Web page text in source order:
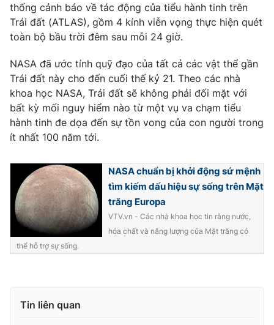
VTV9 VTV8
Liên hệ tòa soạn English
THỜI BÁO VTV
Theo dõi báo trên
Cơ quan chủ quản:Đài Truyền hình Việt Nam
Cơ quan báo chí:Thời báo VTV
Giấy phép hoạt động báo in và báo điện tử số 483/GP-BTTTT
cấp ngày 29/12/2023
Tổng đài VTV:
thống cảnh báo về tác động của tiểu hành tinh trên
Trái đất (ATLAS), gồm 4 kính viễn vọng thực hiện quét
toàn bộ bầu trời đêm sau mỗi 24 giờ.
NASA đã ước tính quỹ đạo của tất cả các vật thể gần
Trái đất này cho đến cuối thế kỷ 21. Theo các nhà
khoa học NASA, Trái đất sẽ không phải đối mặt với
bất kỳ mối nguy hiểm nào từ một vụ va chạm tiểu
hành tinh đe dọa đến sự tồn vong của con người trong
ít nhất 100 năm tới.
NASA chuẩn bị khởi động sứ mệnh
tìm kiếm dấu hiệu sự sống trên Mặt
trăng Europa
VTV.vn - Các nhà khoa học tin rằng nước,
hóa chất và năng lượng của Mặt trăng có
thể hỗ trợ sự sống.
Tin liên quan